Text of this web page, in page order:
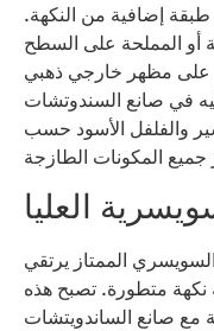
إضافية من النكهة.
أو المملحة على السطح
على مظهر خارجي ذهبي
في صانع السندوتشات
والفلفل الأسود حسب
العليا
الممتاز يرتقي
نكهة متطورة. تصبح هذه
صانع الساندويتشات